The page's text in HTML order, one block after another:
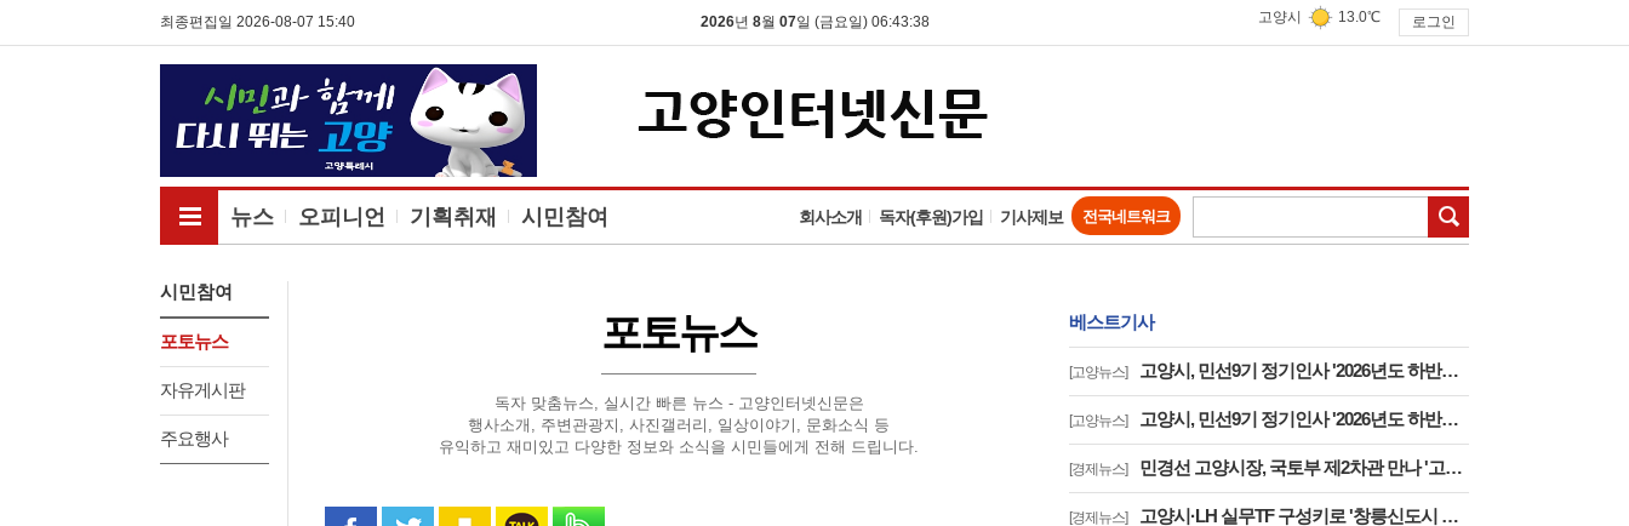
최종편집일 2026-08-07 15:40 2026년 8월 07일 (금요일) 06:43:39 고양시 13.0℃ 로그인
뉴스 오피니언 기획취재 시민참여 회사소개 독자(후원)가입 기사제보 전국네트워크
전체메뉴보기
시민참여
포토뉴스
자유게시판
주요행사
포토뉴스
독자 맞춤뉴스, 실시간 빠른 뉴스 - 고양인터넷신문은
행사소개, 주변관광지, 사진갤러리, 일상이야기, 문화소식 등
유익하고 재미있고 다양한 정보와 소식을 시민들에게 전해 드립니다.
페이스북으로 공유
트위터로 공유카카오 스토리로 공유
카카오톡으로 공유
베스트기사
[고양뉴스] 고양시, 민선9기 정기인사 '2026년도 하반기 6급 팀장 인사발령 사항'
[고양뉴스] 고양시, 민선9기 정기인사 '2026년도 하반기 6급 부팀장 이하 인사발령 사항'
[경제뉴스] 민경선 고양시장, 국토부 제2차관 만나 '고양은평선 일산 연장 반영' 등 요청
[경제뉴스] 고양시·LH 실무TF 구성키로 '창릉신도시 성공적 조성 및 자족기능 강화 협력'